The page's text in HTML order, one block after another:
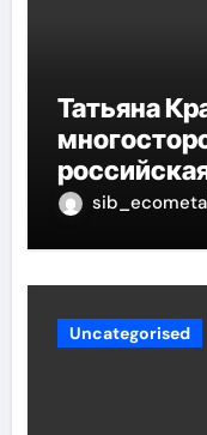
Татьяна
Uncategorised